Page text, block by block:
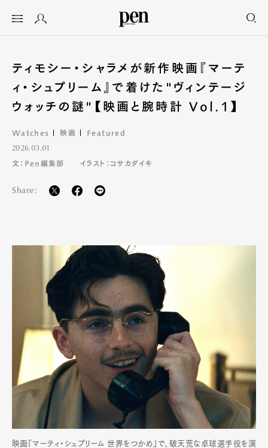
ティモシー・シャラメが新作映画『マーテ
ィ・シュプリーム』で着けた"ヴィンテージ
ウォッチの謎"【映画と腕時計 Vol.1】
Watches 映画 Featured
2026.03.01
文：Pen編集部
イラスト：コサカダイキ
Share:
映画『マーティ・シュプリーム 世界をつかめ』で、破天荒な卓球選手役を演